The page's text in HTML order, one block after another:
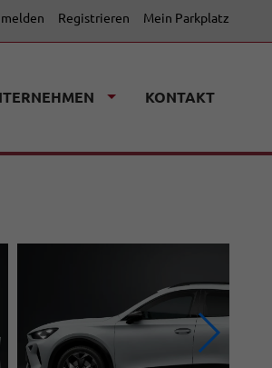
Registrieren Mein Parkplatz
KONTAKT